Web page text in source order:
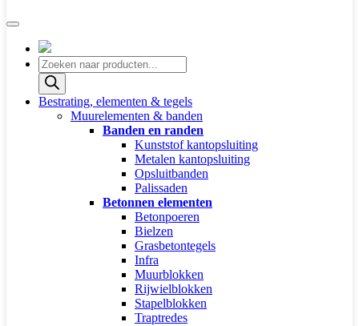
Producten
zoeken
Bestrating, elementen & tegels
Muurelementen & banden
Banden en randen
Kunststof kantopsluiting
Metalen kantopsluiting
Opsluitbanden
Palissaden
Betonnen elementen
Betonpoeren
Bielzen
Grasbetontegels
Infra
Muurblokken
Rijwielblokken
Stapelblokken
Traptredes